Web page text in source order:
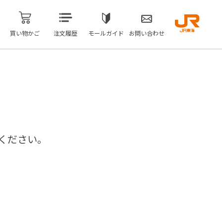
買い物かご 注文履歴 モールガイド お問い合わせ
さい。